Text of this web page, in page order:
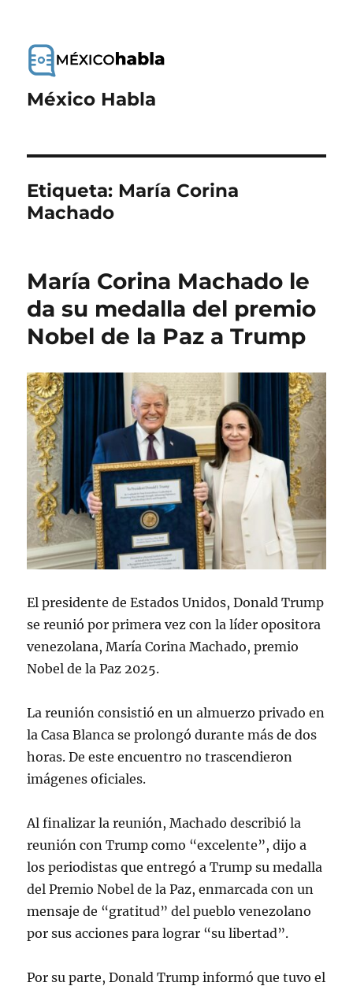
México Habla
Etiqueta: María Corina
Machado
María Corina Machado le
da su medalla del premio
Nobel de la Paz a Trump
El presidente de Estados Unidos, Donald Trump
se reunió por primera vez con la líder opositora
venezolana, María Corina Machado, premio
Nobel de la Paz 2025.
La reunión consistió en un almuerzo privado en
la Casa Blanca se prolongó durante más de dos
horas. De este encuentro no trascendieron
imágenes oficiales.
Al finalizar la reunión, Machado describió la
reunión con Trump como “excelente”, dijo a
los periodistas que entregó a Trump su medalla
del Premio Nobel de la Paz, enmarcada con un
mensaje de “gratitud” del pueblo venezolano
por sus acciones para lograr “su libertad”.
Por su parte, Donald Trump informó que tuvo el